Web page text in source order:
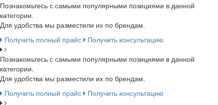
Познакомьтесь с самыми популярными позициями в данной
категории.
Для удобства мы разместили их по брендам.
Получить полный прайс
Получить консультацию
Познакомьтесь с самыми популярными позициями в данной
категории.
Для удобства мы разместили их по брендам.
Получить полный прайс
Получить консультацию